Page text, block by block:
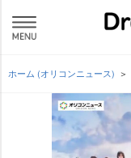
ホーム (オリコンニュース)